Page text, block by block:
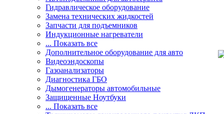
Гидравлическое оборудование
Замена технических жидкостей
Запчасти для подъемников
Индукционные нагреватели
... Показать все
Дополнительное оборудование для авто
Видеоэндоскопы
Газоанализаторы
Диагностика ГБО
Дымогенераторы автомобильные
Защищенные Ноутбуки
... Показать все